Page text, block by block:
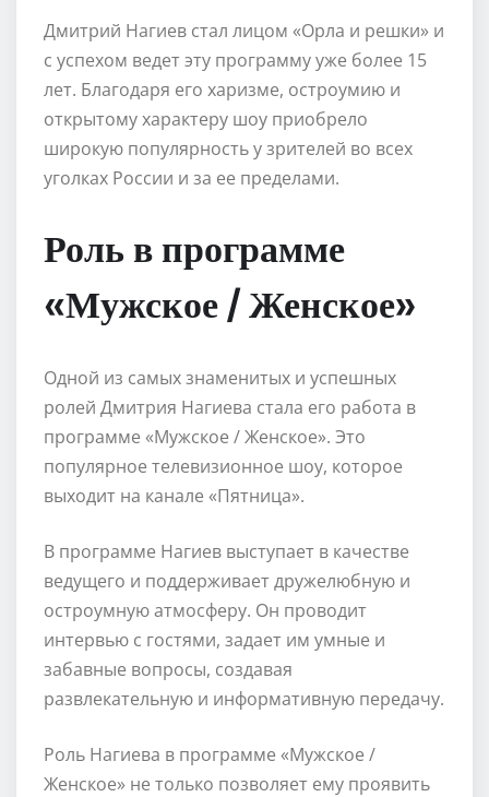
Дмитрий Нагиев стал лицом «Орла и решки» и
с успехом ведет эту программу уже более 15
лет. Благодаря его харизме, остроумию и
открытому характеру шоу приобрело
широкую популярность у зрителей во всех
уголках России и за ее пределами.
Роль в программе
«Мужское / Женское»
Одной из самых знаменитых и успешных
ролей Дмитрия Нагиева стала его работа в
программе «Мужское / Женское». Это
популярное телевизионное шоу, которое
выходит на канале «Пятница».
В программе Нагиев выступает в качестве
ведущего и поддерживает дружелюбную и
остроумную атмосферу. Он проводит
интервью с гостями, задает им умные и
забавные вопросы, создавая
развлекательную и информативную передачу.
Роль Нагиева в программе «Мужское /
Женское» не только позволяет ему проявить